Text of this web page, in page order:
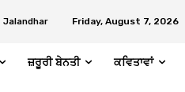
Jalandhar Friday, August 7, 2026
ਜ਼ਰੂਰੀ ਬੇਨਤੀ ਕਵਿਤਾਵਾਂ